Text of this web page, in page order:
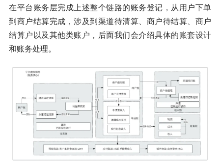
在平台账务层完成上述整个链路的账务登记，从用户下单
到商户结算完成，涉及到渠道待清算、商户待结算、商户
结算户以及其他类账户，后面我们会介绍具体的账套设计
和账务处理。